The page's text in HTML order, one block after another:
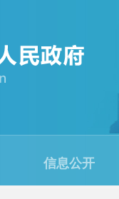
信息公开